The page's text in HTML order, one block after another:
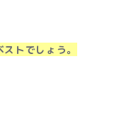
トでしょう。